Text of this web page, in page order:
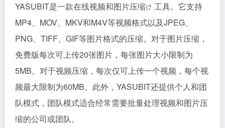
YASUBIT是一款在线视频和图片压缩
工具。它支持
MP4、MOV、MKV和M4V等视频格式以及JPEG、
PNG、TIFF、GIF等图片格式的压缩。对于图片压缩，
免费版每次可上传20张图片，每张图片大小限制为
5MB。对于视频压缩，每次仅可上传一个视频，每个视
频最大限制为60MB。此外，YASUBIT还提供个人和团
队模式，团队模式适合经常需要批量处理视频和图片压
缩的公司或团队。